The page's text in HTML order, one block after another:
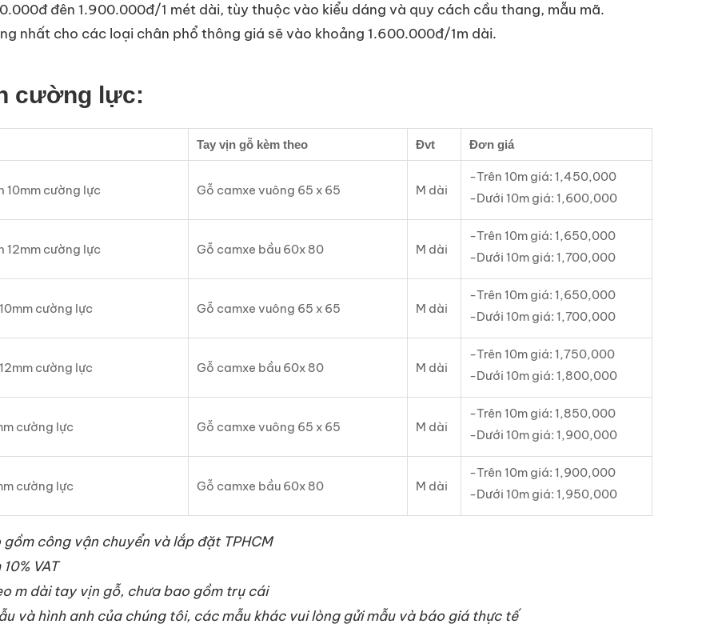
đên 1.900.000đ/1 mét dài, tùy thuộc vào kiểu dáng và quy cách cầu thang, mẫu mã.
nhất cho các loại chân phổ thông giá sẽ vào khoảng 1.600.000đ/1m dài.
cường lực:
Tay vịn gỗ kèm theo Đvt Đơn giá
10mm cường lực Gỗ camxe vuông 65 x 65 M dài
-Trên 10m giá: 1,450,000
-Dưới 10m giá: 1,600,000
12mm cường lực Gỗ camxe bầu 60x 80 M dài
-Trên 10m giá: 1,650,000
-Dưới 10m giá: 1,700,000
cường lực Gỗ camxe vuông 65 x 65 M dài
-Trên 10m giá: 1,650,000
-Dưới 10m giá: 1,700,000
cường lực Gỗ camxe bầu 60x 80 M dài
-Trên 10m giá: 1,750,000
-Dưới 10m giá: 1,800,000
cường lực Gỗ camxe vuông 65 x 65 M dài
-Trên 10m giá: 1,850,000
-Dưới 10m giá: 1,900,000
cường lực Gỗ camxe bầu 60x 80 M dài
-Trên 10m giá: 1,900,000
-Dưới 10m giá: 1,950,000
công vận chuyển và lắp đặt TPHCM
VAT
m dài tay vịn gỗ, chưa bao gồm trụ cái
và hình anh của chúng tôi, các mẫu khác vui lòng gửi mẫu và báo giá thực tế